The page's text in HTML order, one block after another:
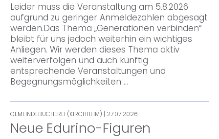
Leider muss die Veranstaltung am 5.8.2026
aufgrund zu geringer Anmeldezahlen abgesagt
werden.Das Thema „Generationen verbinden“
bleibt für uns jedoch weiterhin ein wichtiges
Anliegen. Wir werden dieses Thema aktiv
weiterverfolgen und auch künftig
entsprechende Veranstaltungen und
Begegnungsmöglichkeiten …
GEMEINDEBÜCHEREI (KIRCHHEIM) | 27.07.2026
Neue Edurino-Figuren